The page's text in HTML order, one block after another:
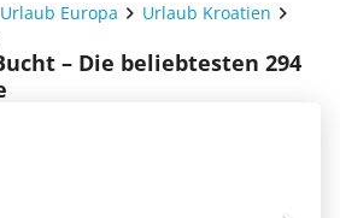
Urlaub Europa
Urlaub Kroatien
– Die beliebtesten 294